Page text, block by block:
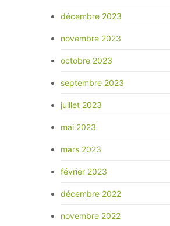
décembre 2023
novembre 2023
octobre 2023
septembre 2023
juillet 2023
mai 2023
mars 2023
février 2023
décembre 2022
novembre 2022